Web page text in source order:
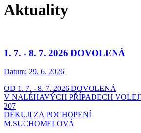
Aktuality
1. 7. - 8. 7. 2026 DOVOLENÁ
Datum: 29. 6. 2026
OD 1. 7. - 8. 7. 2026 DOVOLENÁ
V NALÉHAVÝCH PŘÍPADECH
207
DĚKUJI ZA POCHOPENÍ
M.SUCHOMELOVÁ